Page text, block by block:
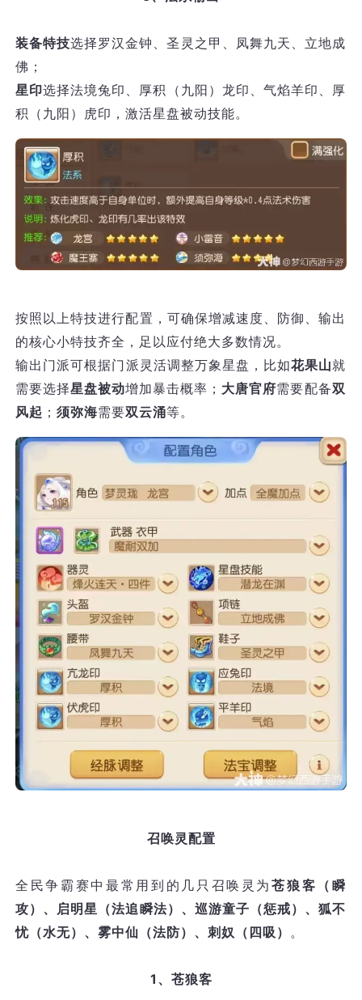
装备特技选择罗汉金钟、圣灵之甲、凤舞九天、立地成
佛；
星印选择法境兔印、厚积（九阳）龙印、气焰羊印、厚
积（九阳）虎印，激活星盘被动技能。
按照以上特技进行配置，可确保增减速度、防御、输出
的核心小特技齐全，足以应付绝大多数情况。
输出门派可根据门派灵活调整万象星盘，比如花果山就
需要选择星盘被动增加暴击概率； 大唐官府需要配备双
风起 ；须弥海需要双云涌等。
召唤灵配置
全民争霸赛中最常用到的几只召唤灵为苍狼客（瞬
攻）、启明星（法追瞬法）、巡游童子（惩戒）、狐不
忧（水无）、雾中仙（法防）、刺奴（四吸） 。
1、苍狼客